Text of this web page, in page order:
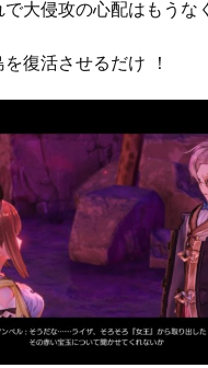
大侵攻の心配はもうな
復活させるだけ ！